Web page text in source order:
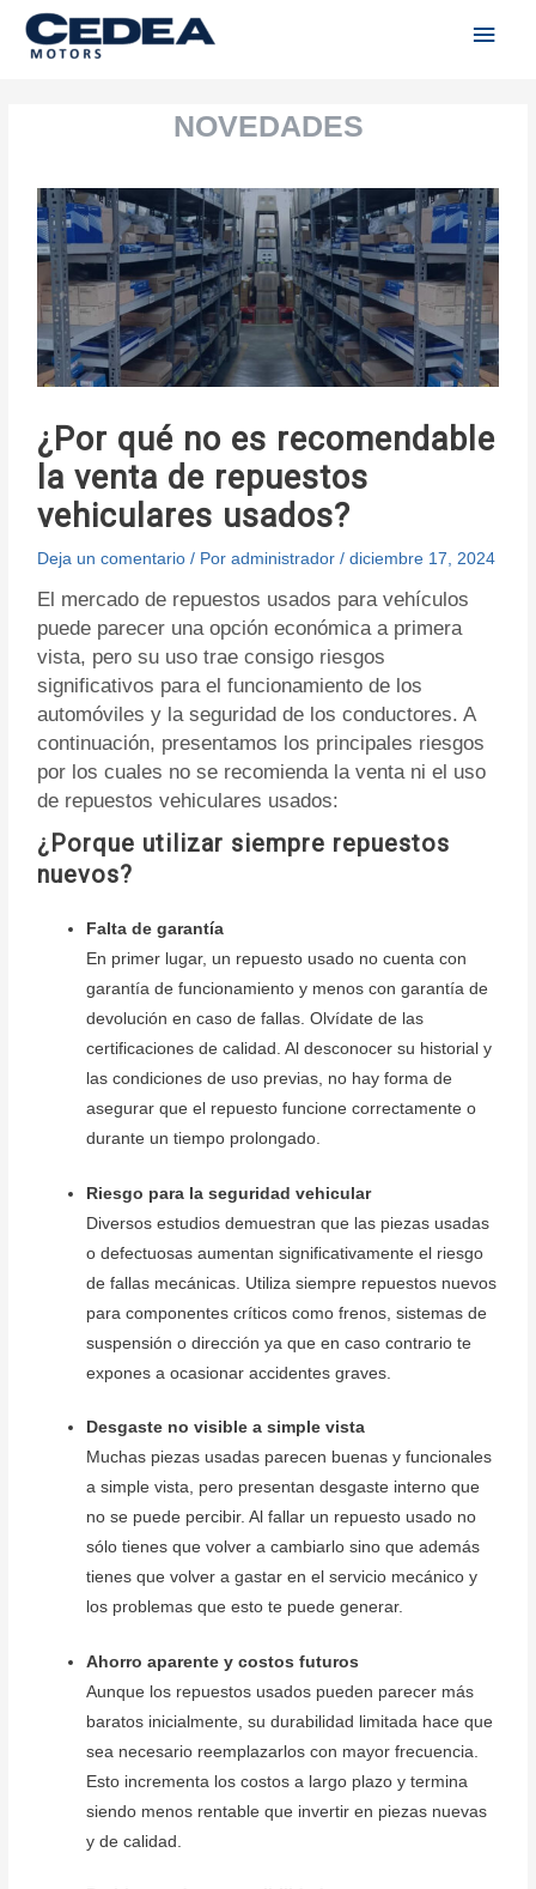
¿Por qué no es recomendable
la venta de repuestos
vehiculares usados?
Deja un comentario / Poradministrador/diciembre 17, 2024
El mercado de repuestos usados para vehículos
puede parecer una opción económica a primera
vista, pero su uso trae consigo riesgos
significativos para el funcionamiento de los
automóviles y la seguridad de los conductores. A
continuación, presentamos los principales riesgos
por los cuales no se recomienda la venta ni el uso
de repuestos vehiculares usados:
¿Porque utilizar siempre repuestos
nuevos?
Falta de garantía
En primer lugar, un repuesto usado no cuenta con
garantía de funcionamiento y menos con garantía de
devolución en caso de fallas. Olvídate de las
certificaciones de calidad. Al desconocer su historial y
las condiciones de uso previas, no hay forma de
asegurar que el repuesto funcione correctamente o
durante un tiempo prolongado.
Riesgo para la seguridad vehicular
Diversos estudios demuestran que las piezas usadas
o defectuosas aumentan significativamente el riesgo
de fallas mecánicas. Utiliza siempre repuestos nuevos
para componentes críticos como frenos, sistemas de
suspensión o dirección ya que en caso contrario te
expones a ocasionar accidentes graves.
Desgaste no visible a simple vista
Muchas piezas usadas parecen buenas y funcionales
a simple vista, pero presentan desgaste interno que
no se puede percibir. Al fallar un repuesto usado no
sólo tienes que volver a cambiarlo sino que además
tienes que volver a gastar en el servicio mecánico y
los problemas que esto te puede generar.
Ahorro aparente y costos futuros
Aunque los repuestos usados pueden parecer más
baratos inicialmente, su durabilidad limitada hace que
sea necesario reemplazarlos con mayor frecuencia.
Esto incrementa los costos a largo plazo y termina
siendo menos rentable que invertir en piezas nuevas
y de calidad.